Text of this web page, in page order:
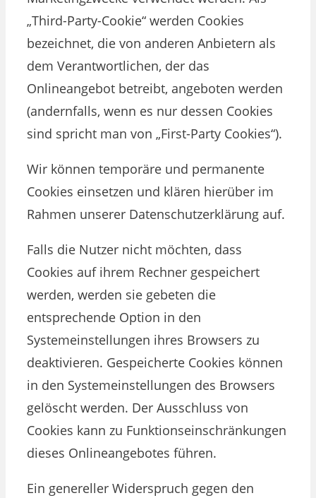
„Third-Party-Cookie“ werden Cookies
bezeichnet, die von anderen Anbietern als
dem Verantwortlichen, der das
Onlineangebot betreibt, angeboten werden
(andernfalls, wenn es nur dessen Cookies
sind spricht man von „First-Party Cookies“).
Wir können temporäre und permanente
Cookies einsetzen und klären hierüber im
Rahmen unserer Datenschutzerklärung auf.
Falls die Nutzer nicht möchten, dass
Cookies auf ihrem Rechner gespeichert
werden, werden sie gebeten die
entsprechende Option in den
Systemeinstellungen ihres Browsers zu
deaktivieren. Gespeicherte Cookies können
in den Systemeinstellungen des Browsers
gelöscht werden. Der Ausschluss von
Cookies kann zu Funktionseinschränkungen
dieses Onlineangebotes führen.
Ein genereller Widerspruch gegen den